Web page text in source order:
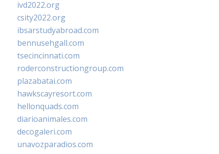
ivd2022.org
csity2022.org
ibsarstudyabroad.com
bennusehgall.com
tsecincinnati.com
roderconstructiongroup.com
plazabatai.com
hawkscayresort.com
hellonquads.com
diarioanimales.com
decogaleri.com
unavozparadios.com